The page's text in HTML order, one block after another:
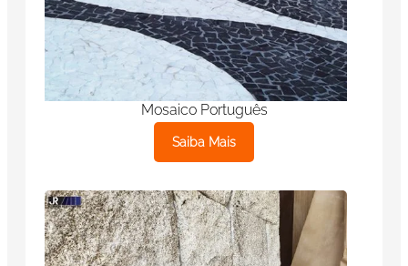
Mosaico Português
Saiba Mais